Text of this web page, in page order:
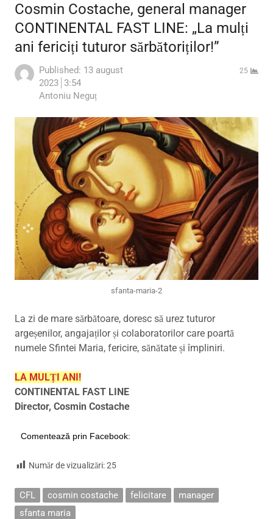
Cosmin Costache, general manager
CONTINENTAL FAST LINE: „La mulți
ani fericiți tuturor sărbătoriților!”
Published: 13 august
2023 3:54
Author
Antoniu Neguț
25
sfanta-maria-2
La zi de mare sărbătoare, doresc să urez tuturor
argeșenilor, angajaților și colaboratorilor care poartă
numele Sfintei Maria, fericire, sănătate și împliniri.
LA MULȚI ANI!
CONTINENTAL FAST LINE
Director, Cosmin Costache
Comentează prin Facebook:
Număr de vizualizări:25
CFL cosmin costache felicitare
manager
sfanta maria